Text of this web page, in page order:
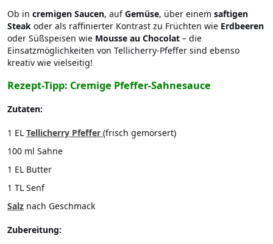
Ob in cremigen Saucen, aufGemüse, über einem saftigen
Steak oder als raffinierter Kontrast zu Früchten wie Erdbeeren
oder Süßspeisen wie Mousse au Chocolat – die
Einsatzmöglichkeiten von Tellicherry-Pfeffer sind ebenso
kreativ wie vielseitig!
Rezept-Tipp: Cremige Pfeffer-Sahnesauce
Zutaten:
1 EL Tellicherry Pfeffer (frisch gemörsert)
100 ml Sahne
1 EL Butter
1 TL Senf
Salz nach Geschmack
Zubereitung: